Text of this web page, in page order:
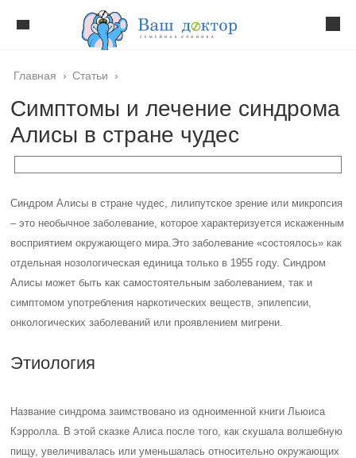
Главная › Статьи ›
Симптомы и лечение синдрома
Алисы в стране чудес
Синдром Алисы в стране чудес, лилипутское зрение или микропсия
– это необычное заболевание, которое характеризуется искаженным
восприятием окружающего мира.Это заболевание «состоялось» как
отдельная нозологическая единица только в 1955 году. Синдром
Алисы может быть как самостоятельным заболеванием, так и
симптомом употребления наркотических веществ, эпилепсии,
онкологических заболеваний или проявлением мигрени.
Этиология
Название синдрома заимствовано из одноименной книги Льюиса
Кэрролла. В этой сказке Алиса после того, как скушала волшебную
пищу, увеличивалась или уменьшалась относительно окружающих